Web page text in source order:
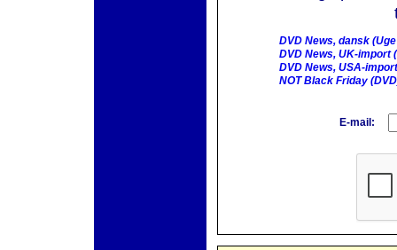
DVD News, dansk
DVD News, UK-import
DVD News, USA-
NOT Black Friday
E-mail: